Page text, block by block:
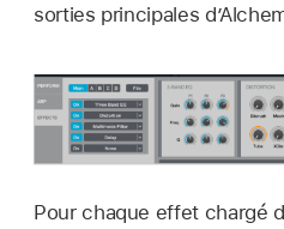
sorties principales
Pour chaque effet chargé